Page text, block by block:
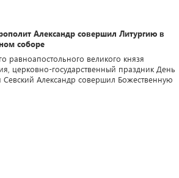
Александр совершил Литургию в
соборе
равноапостольного великого князя
церковно-государственный праздник День
Александр совершил Божественную